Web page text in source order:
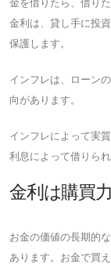
金を借りたら、借り
金利は、貸し手に投
保護します。
インフレは、ローン
向があります。
インフレによって実
利息によって借りら
金利は購買
お金の価値の長期的
あります。お金で買